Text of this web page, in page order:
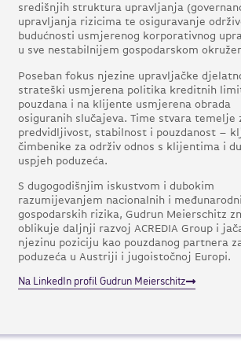
središnjih struktura upravljanja
upravljanja rizicima te osiguravanje
budućnosti usmjerenog korporativnog
u sve nestabilnijem gospodarskom
Poseban fokus njezine upravljačke
strateški usmjerena politika kreditnih
pouzdana i na klijente usmjerena obrada
osiguranih slučajeva. Time stvara temelje
predvidljivost, stabilnost i pouzdanost –
čimbenike za održiv odnos s klijentima i
uspjeh poduzeća.
S dugogodišnjim iskustvom i dubokim
razumijevanjem nacionalnih i
gospodarskih rizika, Gudrun Meierschitz
oblikuje daljnji razvoj ACREDIA Group i
njezinu poziciju kao pouzdanog partnera
poduzeća u Austriji i jugoistočnoj Europi.
Na LinkedIn profil Gudrun Meierschitz